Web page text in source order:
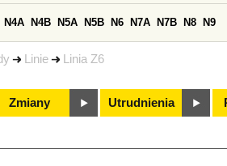
Linie Linia Z6
N4A N4B N5A N5B N6 N7A N7B N8 N9
Zmiany Utrudnienia